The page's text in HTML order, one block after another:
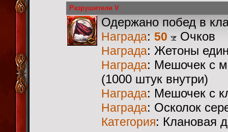
Разрушители V
Одержано побед в
Награда: 50 Очков
Награда: Жетоны
Награда: Мешочек с
(1000 штук внутри)
Награда: Мешочек с
Награда: Осколок
Категория: Клановая